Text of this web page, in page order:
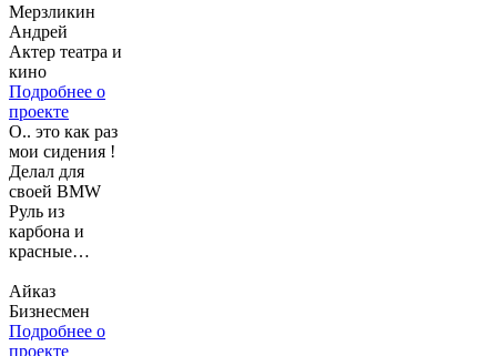
понравилось.
Мерзликин
Андрей
Актер театра и
кино
Подробнее о
проекте
О.. это как раз
мои сидения !
Делал для
своей BMW
Руль из
карбона и
красные
BMW ! очень
рад, все было
круто и
оперативно!
Айказ
Бизнесмен
Подробнее о
проекте